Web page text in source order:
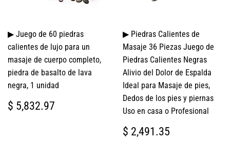
▶ Juego de 60 piedras
calientes de lujo para un
masaje de cuerpo completo,
piedra de basalto de lava
negra, 1 unidad
PRECIO
HABITUAL
$ 5,832.97
▶ Piedras Calientes de
Masaje 36 Piezas Juego de
Piedras Calientes Negras
Alivio del Dolor de Espalda
Ideal para Masaje de pies,
Dedos de los pies y piernas
Uso en casa o Profesional
PRECIO
$ 2,491.35